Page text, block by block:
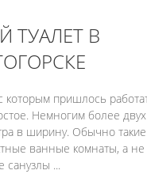
ТУАЛЕТ В
пришлось
Немногим более
в ширину. Обычно
ванные комнаты, а не
...